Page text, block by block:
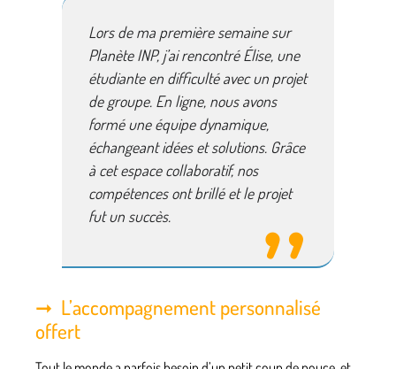
Lors de ma première semaine sur
Planète INP, j’ai rencontré Élise, une
étudiante en difficulté avec un projet
de groupe. En ligne, nous avons
formé une équipe dynamique,
échangeant idées et solutions. Grâce
à cet espace collaboratif, nos
compétences ont brillé et le projet
fut un succès.
L’accompagnement personnalisé
offert